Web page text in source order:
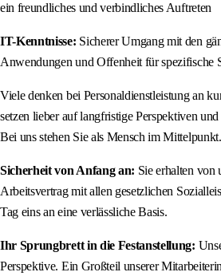
ein freundliches und verbindliches Auftreten
IT-Kenntnisse: Sicherer Umgang mit den
Anwendungen und Offenheit für spezifische
Viele denken bei Personaldienstleistung an
setzen lieber auf langfristige Perspektiven
Bei uns stehen Sie als Mensch im Mittelpunkt.
Sicherheit von Anfang an: Sie erhalten von
Arbeitsvertrag mit allen gesetzlichen
Tag eins an eine verlässliche Basis.
Ihr Sprungbrett in die Festanstellung:
Perspektive. Ein Großteil unserer